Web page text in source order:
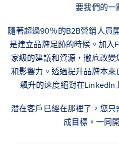
要我們的一
隨著超過90％的B2B營銷人員
是建立品牌足跡的時候。加入
家級的建議和資源，徹底改
和影響力。透過提升品牌本
飆升的速度絕對在LinkedIn
潛在客戶已經在那裡了，您
成目標。一同